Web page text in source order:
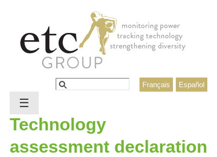
Español
Français
Search form
Search
Technology
assessment declaration
☰